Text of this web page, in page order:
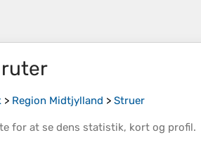
> Region Midtjylland > Struer
for at se dens statistik, kort og profil.